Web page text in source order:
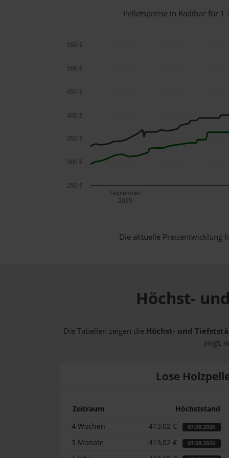
Pelletspreise in Radibor für 1
September
2025
250 €
300 €
350 €
400 €
450 €
500 €
550 €
Die aktuelle Preisentwicklung
Höchst-
Die Tabellen zeigen die Höchst- und
zeigt,
Lose
Zeitraum Höchststand
4 Wochen
413,02 € 07.08.2026
3 Monate 413,02 € 07.08.2026